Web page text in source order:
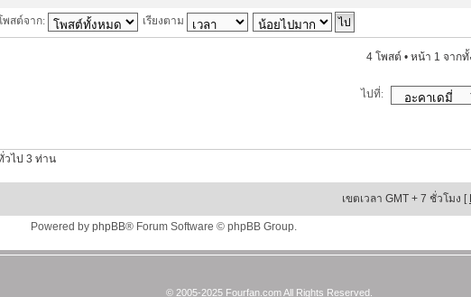
พสต์จาก: เรียงตาม
4 โพสต์ • หน้า 1 จาก
ไปที่:
วไป 3 ท่าน
เขตเวลา GMT + 7 ชั่วโมง [
Powered by phpBB® Forum Software © phpBB Group.
© 2005-2025 Fourfan.com All Rights Reserved.